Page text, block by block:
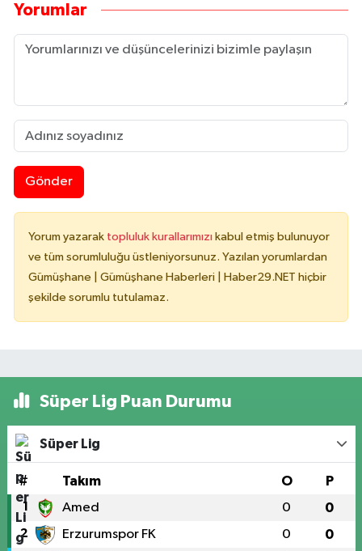
Yorumlar
Gönder
Yorum yazarak topluluk kurallarımızı kabul etmiş bulunuyor
ve tüm sorumluluğu üstleniyorsunuz. Yazılan yorumlardan
Gümüşhane | Gümüşhane Haberleri | Haber29.NET hiçbir
şekilde sorumlu tutulamaz.
Süper Lig Puan Durumu
Süper Lig
# Takım O P
1 Amed 0 0
2 Erzurumspor FK 0 0